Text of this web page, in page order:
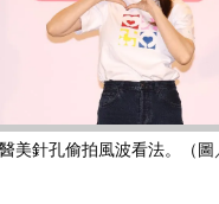
美針孔偷拍風波看法。（圖